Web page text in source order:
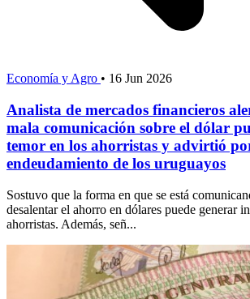
Economía y Agro • 16 Jun 2026
Analista de mercados financieros
mala comunicación sobre el dólar
temor en los ahorristas y advirtió
endeudamiento de los uruguayos
Sostuvo que la forma en que se está
desalentar el ahorro en dólares puede generar
ahorristas. Además, señ...